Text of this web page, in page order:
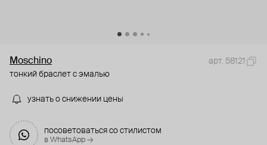
Moschino
арт. 58121
тонкий браслет с эмалью
узнать о снижении цены
посоветоваться со стилистом
в WhatsApp →